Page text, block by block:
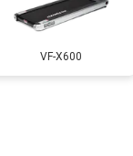
от 900 ₽VF-X600